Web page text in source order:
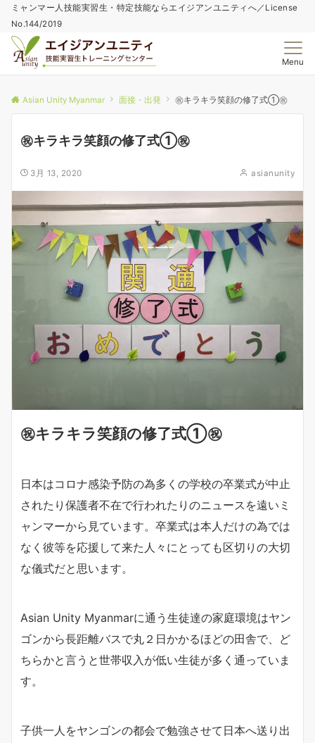
ミャンマー人技能実習生・特定技能ならエイジアンユニティへ／License
No.144/2019
Menu
Asian Unity Myanmar 面接・出発 ㊗️キラキラ笑顔の修了式①㊗️
㊗️キラキラ笑顔の修了式①㊗️
3月 13, 2020 asianunity
㊗️キラキラ笑顔の修了式①㊗️
日本はコロナ感染予防の為多くの学校の卒業式が中止
されたり保護者不在で行われたりのニュースを遠いミ
ャンマーから見ています。卒業式は本人だけの為では
なく彼等を応援して来た人々にとっても区切りの大切
な儀式だと思います。
Asian Unity Myanmarに通う生徒達の家庭環境はヤン
ゴンから長距離バスで丸２日かかるほどの田舎で、ど
ちらかと言うと世帯収入が低い生徒が多く通っていま
す。
子供一人をヤンゴンの都会で勉強させて日本へ送り出